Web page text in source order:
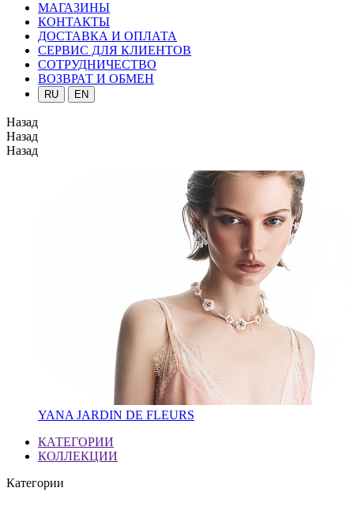
МАГАЗИНЫ
КОНТАКТЫ
ДОСТАВКА И ОПЛАТА
СЕРВИС ДЛЯ КЛИЕНТОВ
СОТРУДНИЧЕСТВО
ВОЗВРАТ И ОБМЕН
RU EN
Назад
Назад
Назад
YANA JARDIN DE FLEURS
КАТЕГОРИИ
КОЛЛЕКЦИИ
Категории